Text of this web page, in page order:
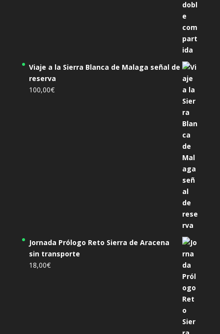
Viaje a la Sierra Blanca de Malaga señal de
reserva
100,00€
Jornada Prólogo Reto Sierra de Aracena
sin transporte
18,00€